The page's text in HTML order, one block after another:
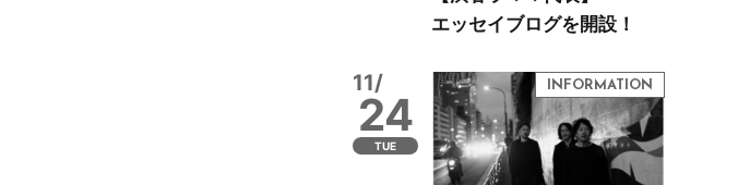
エッセイブログを開設！
11/
24
TUE